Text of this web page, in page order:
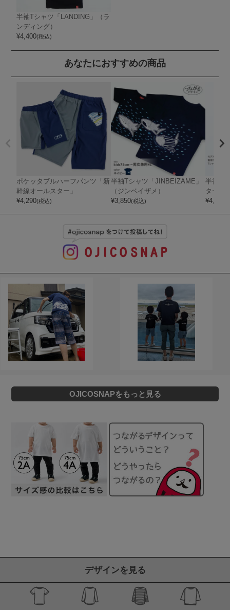
半袖Tシャツ「LANDING」（ラ
ンディング）
¥4,400(税込)
あなたにおすすめの商品
ポケッタブルハーフパンツ「新
幹線オールスター」
¥4,290(税込)
半袖Tシャツ「JINBEIZAME」
（ジンベイザメ）
¥3,850(税込)
半袖T
ター」
¥4,070
OJICOSNAPをもっと見る
デザインを見る